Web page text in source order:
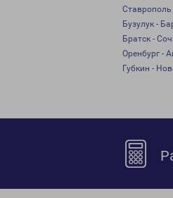
Ставрополь
Бузулук -
Братск -
Оренбург -
Губкин -